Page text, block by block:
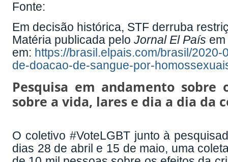
Fonte:
Em decisão histórica, STF derruba
Matéria publicada peloJornal El País
em: https://brasil.elpais.com/brasil/
de-doacao-de-sangue-por-
Pesquisa em andamento
sobre a vida, lares e dia a dia da
O coletivo #VoteLGBT junto à
dias 28 de abril e 15 de maio, uma